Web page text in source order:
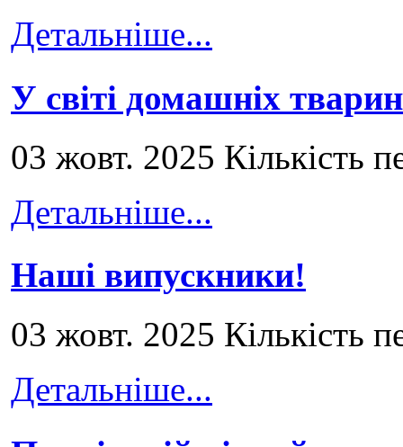
Детальніше...
У світі домашніх тварин
03 жовт. 2025 Кількість
Детальніше...
Наші випускники!
03 жовт. 2025 Кількість
Детальніше...